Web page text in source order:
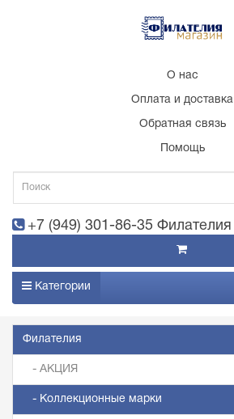
О нас
Оплата и доставка
Обратная связь
Помощь
+7 (949) 301-86-35 Филателия
Категории
Филателия
- АКЦИЯ
- Коллекционные марки